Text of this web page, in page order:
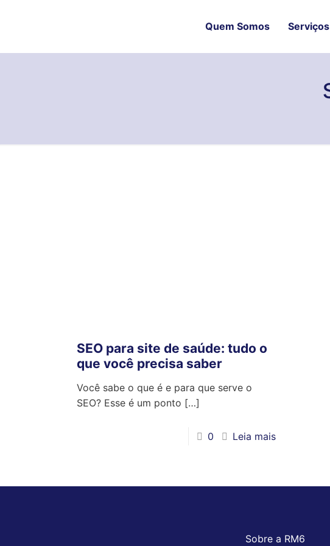
Quem Somos Serviços
SEO para site de saúde: tudo o
que você precisa saber
Você sabe o que é e para que serve o
SEO? Esse é um ponto […]
0 Leia mais
Sobre a RM6